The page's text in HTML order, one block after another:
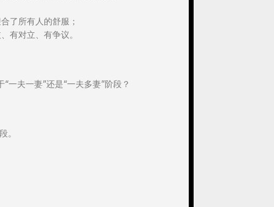
了所有人的舒服；
有对立、有争议。
一夫一妻”还是“一夫多妻”阶段？
。